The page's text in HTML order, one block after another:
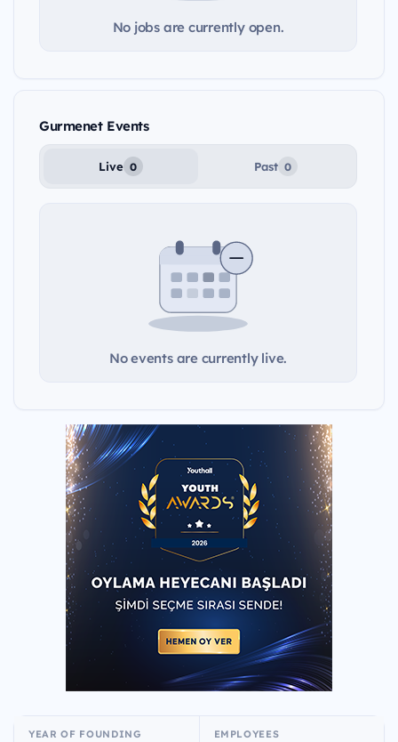
No jobs are currently open.
Gurmenet Events
Live 0 Past 0
No events are currently live.
YEAR OF FOUNDING EMPLOYEES